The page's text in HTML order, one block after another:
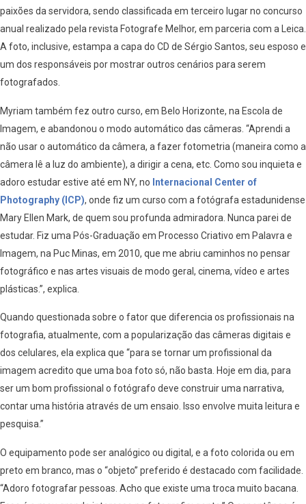
paixões da servidora, sendo classificada em terceiro lugar no concurso
anual realizado pela revista Fotografe Melhor, em parceria com a Leica.
A foto, inclusive, estampa a capa do CD de Sérgio Santos, seu esposo e
um dos responsáveis por mostrar outros cenários para serem
fotografados.
Myriam também fez outro curso, em Belo Horizonte, na Escola de
Imagem, e abandonou o modo automático das câmeras. “Aprendi a
não usar o automático da câmera, a fazer fotometria (maneira como a
câmera lê a luz do ambiente), a dirigir a cena, etc. Como sou inquieta e
adoro estudar estive até em NY, no Internacional Center of
Photography (ICP), onde fiz um curso com a fotógrafa estadunidense
Mary Ellen Mark, de quem sou profunda admiradora. Nunca parei de
estudar. Fiz uma Pós-Graduação em Processo Criativo em Palavra e
Imagem, na Puc Minas, em 2010, que me abriu caminhos no pensar
fotográfico e nas artes visuais de modo geral, cinema, vídeo e artes
plásticas.”, explica.
Quando questionada sobre o fator que diferencia os profissionais na
fotografia, atualmente, com a popularização das câmeras digitais e
dos celulares, ela explica que “para se tornar um profissional da
imagem acredito que uma boa foto só, não basta. Hoje em dia, para
ser um bom profissional o fotógrafo deve construir uma narrativa,
contar uma história através de um ensaio. Isso envolve muita leitura e
pesquisa.”
O equipamento pode ser analógico ou digital, e a foto colorida ou em
preto em branco, mas o “objeto” preferido é destacado com facilidade.
“Adoro fotografar pessoas. Acho que existe uma troca muito bacana.